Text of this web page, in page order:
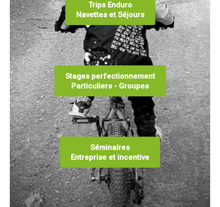
Trips Enduro
Navettes et Séjours
Stages perfectionnement
Particuliers - Groupes
Séminaires
Entreprise et incentive